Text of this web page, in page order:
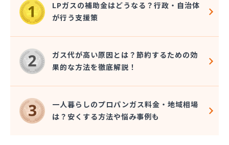
橋本産業株式会社
近嵐商事有限会社
金子商事有限会社
桑原商店
郡司燃料店
慶野燃料店
戸恒燃料店
戸村商店
五味田商店
江連燃料株式会社
LPガスの補助金はどうなる？行政・自治体
が行う支援策
ガス代が高い原因とは？節約するための効
果的な方法を徹底解説！
一人暮らしのプロパンガス料金・地域相場
は？安くする方法や悩み事例も